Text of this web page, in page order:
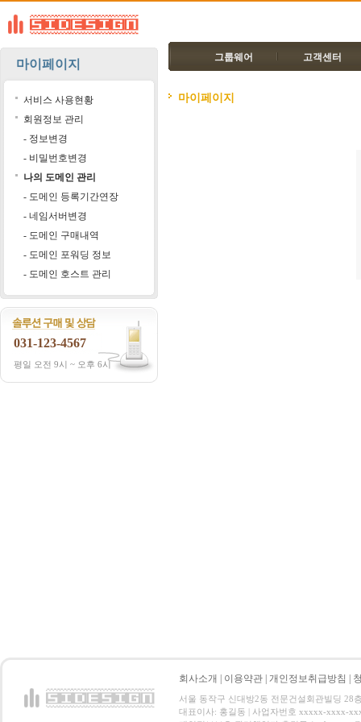
마이페이지
서비스 사용현황
회원정보 관리
- 정보변경
- 비밀번호변경
나의 도메인 관리
- 도메인 등록기간연장
- 네임서버변경
- 도메인 구매내역
- 도메인 포워딩 정보
- 도메인 호스트 관리
031-123-4567
평일 오전 9시 ~ 오후 6시
그룹웨어 고객센터
마이페이지
회사소개 이용약관 개인정보취급방침
서울 동작구 신대방2동 전문건설회관빌딩 28
대표이사: 홍길동 | 사업자번호 xxxxx-xxxx-